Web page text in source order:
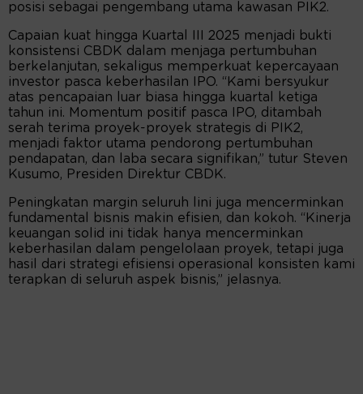
posisi sebagai pengembang utama kawasan PIK2.
Capaian kuat hingga Kuartal III 2025 menjadi bukti
konsistensi CBDK dalam menjaga pertumbuhan
berkelanjutan, sekaligus memperkuat kepercayaan
investor pasca keberhasilan IPO. “Kami bersyukur
atas pencapaian luar biasa hingga kuartal ketiga
tahun ini. Momentum positif pasca IPO, ditambah
serah terima proyek-proyek strategis di PIK2,
menjadi faktor utama pendorong pertumbuhan
pendapatan, dan laba secara signifikan,” tutur Steven
Kusumo, Presiden Direktur CBDK.
Peningkatan margin seluruh lini juga mencerminkan
fundamental bisnis makin efisien, dan kokoh. “Kinerja
keuangan solid ini tidak hanya mencerminkan
keberhasilan dalam pengelolaan proyek, tetapi juga
hasil dari strategi efisiensi operasional konsisten kami
terapkan di seluruh aspek bisnis,” jelasnya.